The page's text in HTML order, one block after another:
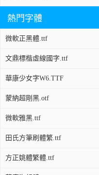
熱門字體
微軟正黑體.ttf
文鼎標楷虛線國字.ttf
華康少女字W6.TTF
蒙納超剛黑.otf
微軟雅黑.ttf
田氏方筆刷體繁.ttf
方正姚體繁體.ttf